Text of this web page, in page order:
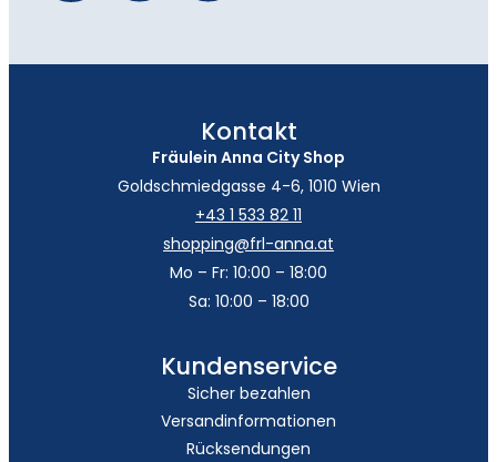
Kontakt
Fräulein Anna City Shop
Goldschmiedgasse 4-6, 1010 Wien
+43 1 533 82 11
shopping@frl-anna.at
Mo – Fr: 10:00 – 18:00
Sa: 10:00 – 18:00
Kundenservice
Sicher bezahlen
Versandinformationen
Rücksendungen